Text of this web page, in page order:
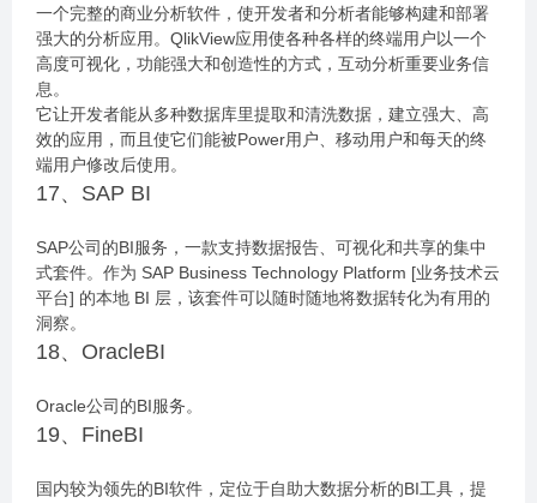
一个完整的商业分析软件，使开发者和分析者能够构建和部署
强大的分析应用。QlikView应用使各种各样的终端用户以一个
高度可视化，功能强大和创造性的方式，互动分析重要业务信
息。
它让开发者能从多种数据库里提取和清洗数据，建立强大、高
效的应用，而且使它们能被Power用户、移动用户和每天的终
端用户修改后使用。
17、SAP BI
SAP公司的BI服务，一款支持数据报告、可视化和共享的集中
式套件。作为 SAP Business Technology Platform [业务技术云
平台] 的本地 BI 层，该套件可以随时随地将数据转化为有用的
洞察。
18、OracleBI
Oracle公司的BI服务。
19、FineBI
国内较为领先的BI软件，定位于自助大数据分析的BI工具，提